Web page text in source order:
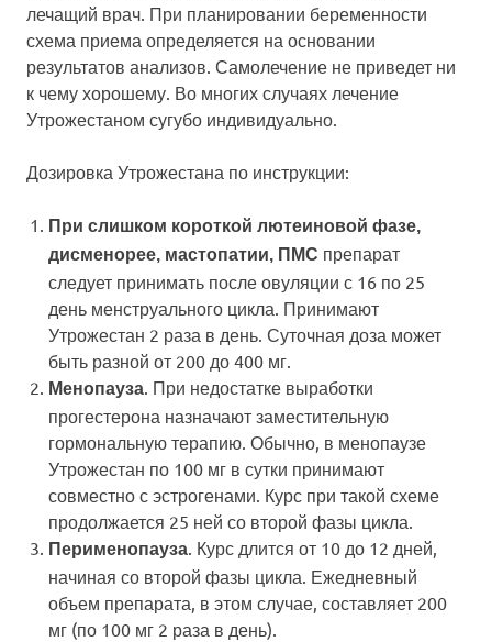
лечащий врач. При планировании беременности
схема приема определяется на основании
результатов анализов. Самолечение не приведет ни
к чему хорошему. Во многих случаях лечение
Утрожестаном сугубо индивидуально.
Дозировка Утрожестана по инструкции:
При слишком короткой лютеиновой фазе,
дисменорее, мастопатии, ПМС препарат
следует принимать после овуляции с 16 по 25
день менструального цикла. Принимают
Утрожестан 2 раза в день. Суточная доза может
быть разной от 200 до 400 мг.
Менопауза . При недостатке выработки
прогестерона назначают заместительную
гормональную терапию. Обычно, в менопаузе
Утрожестан по 100 мг в сутки принимают
совместно с эстрогенами. Курс при такой схеме
продолжается 25 ней со второй фазы цикла.
Перименопауза . Курс длится от 10 до 12 дней,
начиная со второй фазы цикла. Ежедневный
объем препарата, в этом случае, составляет 200
мг (по 100 мг 2 раза в день).